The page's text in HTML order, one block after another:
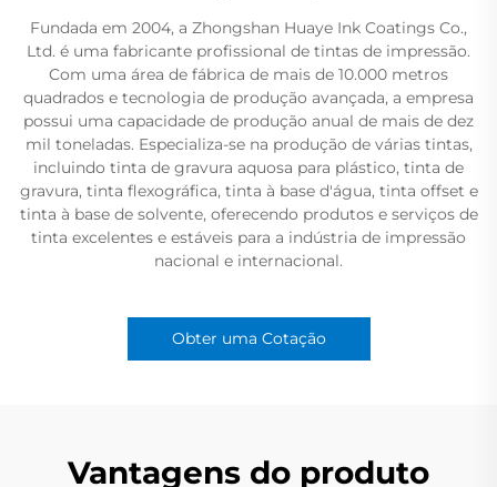
Fundada em 2004, a Zhongshan Huaye Ink Coatings Co.,
Ltd. é uma fabricante profissional de tintas de impressão.
Com uma área de fábrica de mais de 10.000 metros
quadrados e tecnologia de produção avançada, a empresa
possui uma capacidade de produção anual de mais de dez
mil toneladas. Especializa-se na produção de várias tintas,
incluindo tinta de gravura aquosa para plástico, tinta de
gravura, tinta flexográfica, tinta à base d'água, tinta offset e
tinta à base de solvente, oferecendo produtos e serviços de
tinta excelentes e estáveis para a indústria de impressão
nacional e internacional.
Obter uma Cotação
Vantagens do produto